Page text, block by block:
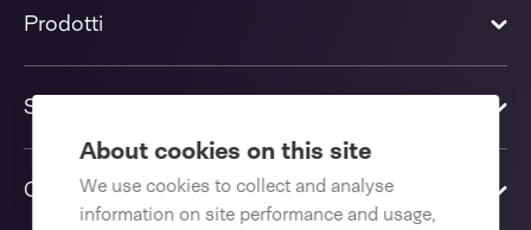
About cookies on this site
We use cookies to collect and analyse
information on site performance and usage,
Prodotti
Soluzioni
Contattaci